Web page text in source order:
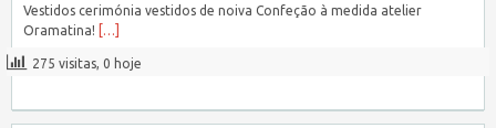
Vestidos cerimónia vestidos de noiva Confeção à medida atelier
Oramatina!
[…]
275 visitas, 0 hoje